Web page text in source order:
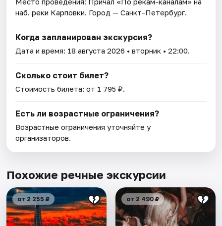
наб. реки Карповки. Город — Санкт-Петербург.
Когда запланирован экскурсия?
Дата и время: 18 августа 2026 • вторник • 22:00.
Сколько стоит билет?
Стоимость билета: от 1 795 ₽.
Есть ли возрастные ограничения?
Возрастные ограничения уточняйте у
организаторов.
Похожие речные экскурсии
от 2 255 ₽ от 2 490 ₽